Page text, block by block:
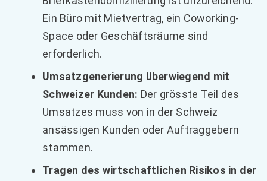
Ein Büro mit Mietvertrag, ein Coworking-
Space oder Geschäftsräume sind
erforderlich.
Umsatzgenerierung überwiegend mit
Schweizer Kunden: Der grösste Teil des
Umsatzes muss von in der Schweiz
ansässigen Kunden oder Auftraggebern
stammen.
Tragen des wirtschaftlichen Risikos in der